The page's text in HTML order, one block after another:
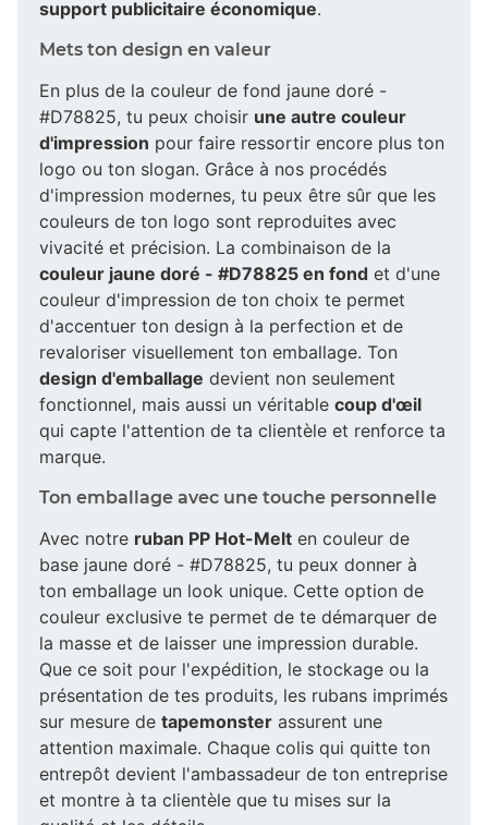
support publicitaire économique.
Mets ton design en valeur
En plus de la couleur de fond jaune doré -
#D78825, tu peux choisir une autre couleur
d'impression pour faire ressortir encore plus ton
logo ou ton slogan. Grâce à nos procédés
d'impression modernes, tu peux être sûr que les
couleurs de ton logo sont reproduites avec
vivacité et précision. La combinaison de la
couleur jaune doré - #D78825 en fond et d'une
couleur d'impression de ton choix te permet
d'accentuer ton design à la perfection et de
revaloriser visuellement ton emballage. Ton
design d'emballage devient non seulement
fonctionnel, mais aussi un véritable coup d'œil
qui capte l'attention de ta clientèle et renforce ta
marque.
Ton emballage avec une touche personnelle
Avec notre ruban PP Hot-Melt en couleur de
base jaune doré - #D78825, tu peux donner à
ton emballage un look unique. Cette option de
couleur exclusive te permet de te démarquer de
la masse et de laisser une impression durable.
Que ce soit pour l'expédition, le stockage ou la
présentation de tes produits, les rubans imprimés
sur mesure de tapemonster assurent une
attention maximale. Chaque colis qui quitte ton
entrepôt devient l'ambassadeur de ton entreprise
et montre à ta clientèle que tu mises sur la